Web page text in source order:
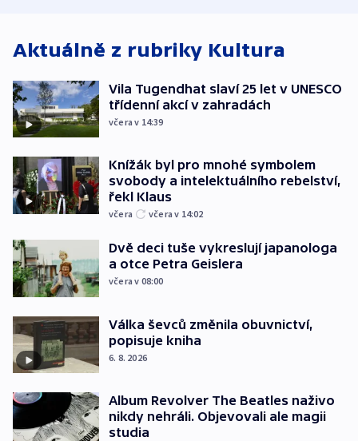
Aktuálně z rubriky Kultura
Vila Tugendhat slaví 25 let v UNESCO
třídenní akcí v zahradách
včera v 14:39
Knížák byl pro mnohé symbolem
svobody a intelektuálního rebelství,
řekl Klaus
včera včera v 14:02
Dvě deci tuše vykreslují japanologa
a otce Petra Geislera
včera v 08:00
Válka ševců změnila obuvnictví,
popisuje kniha
6. 8. 2026
Album Revolver The Beatles naživo
nikdy nehráli. Objevovali ale magii
studia